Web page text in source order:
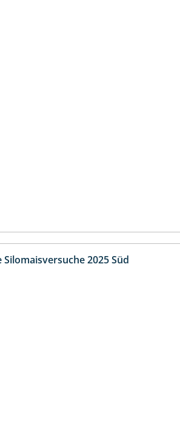
Silomaisversuche 2025 Süd